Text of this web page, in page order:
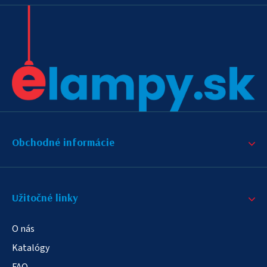
Obchodné informácie
Užitočné linky
O nás
Katalógy